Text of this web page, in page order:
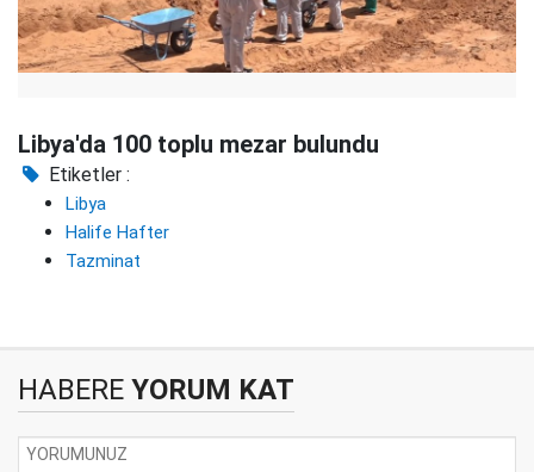
Libya'da 100 toplu mezar bulundu
Etiketler :
Libya
Halife Hafter
Tazminat
HABERE YORUM KAT